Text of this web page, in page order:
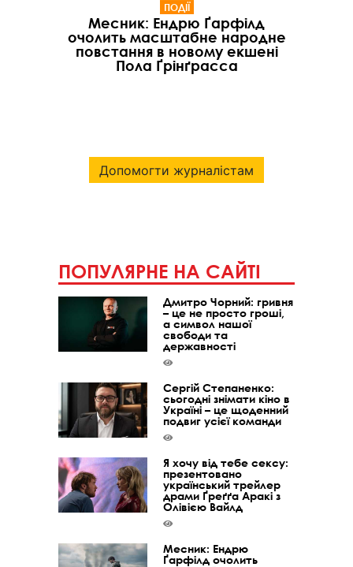
ПОДІЇ
Месник: Ендрю Ґарфілд
очолить масштабне народне
повстання в новому екшені
Пола Ґрінґрасса
Допомогти журналістам
ПОПУЛЯРНЕ НА САЙТІ
Дмитро Чорний: гривня
– це не просто гроші,
а символ нашої
свободи та
державності
Сергій Степаненко:
сьогодні знімати кіно в
Україні – це щоденний
подвиг усієї команди
Я хочу від тебе сексу:
презентовано
український трейлер
драми Ґреґґа Аракі з
Олівією Вайлд
Месник: Ендрю
Ґарфілд очолить